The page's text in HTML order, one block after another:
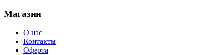
Магазин
О нас
Контакты
Оферта